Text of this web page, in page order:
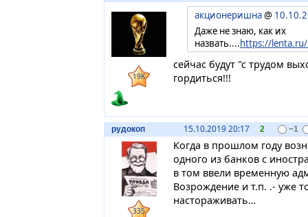
19K
акционеришна@
Даже не знаю, как их
назвать....https://
сейчас будут "с трудом
гордиться!!!
рудокоп 15.10.2019 20:17 2 −1
335
Когда в прошлом году
одного из банков с
в том ввели временную
Возрождение и т.п. .- уже
наcтораживать…